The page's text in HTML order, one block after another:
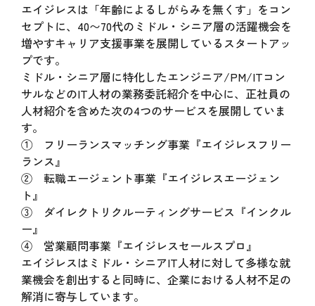
エイジレスは「年齢によるしがらみを無くす」をコン
セプトに、40〜70代のミドル・シニア層の活躍機会を
増やすキャリア支援事業を展開しているスタートアッ
プです。
ミドル・シニア層に特化したエンジニア/PM/ITコン
サルなどのIT人材の業務委託紹介を中心に、正社員の
人材紹介を含めた次の4つのサービスを展開していま
す。
① フリーランスマッチング事業『エイジレスフリー
ランス』
② 転職エージェント事業『エイジレスエージェン
ト』
③ ダイレクトリクルーティングサービス『インクル
ー』
④ 営業顧問事業『エイジレスセールスプロ』
エイジレスはミドル・シニアIT人材に対して多様な就
業機会を創出すると同時に、企業における人材不足の
解消に寄与しています。